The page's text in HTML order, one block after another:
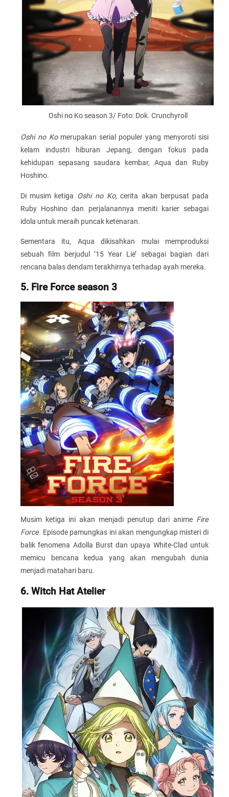
Oshi no Ko season 3/ Foto: Dok. Crunchyroll
Oshi no Komerupakan serial populer yang menyoroti sisi
kelam industri hiburan Jepang, dengan fokus pada
kehidupan sepasang saudara kembar, Aqua dan Ruby
Hoshino.
Di musim ketiga Oshi no Ko, cerita akan berpusat pada
Ruby Hoshino dan perjalanannya meniti karier sebagai
idola untuk meraih puncak ketenaran.
Sementara itu, Aqua dikisahkan mulai memproduksi
sebuah film berjudul ’15 Year Lie’ sebagai bagian dari
rencana balas dendam terakhirnya terhadap ayah mereka.
5. Fire Force season 3
Musim ketiga ini akan menjadi penutup dari anime Fire
Force. Episode pamungkas ini akan mengungkap misteri di
balik fenomena Adolla Burst dan upaya White-Clad untuk
memicu bencana kedua yang akan mengubah dunia
menjadi matahari baru.
6. Witch Hat Atelier